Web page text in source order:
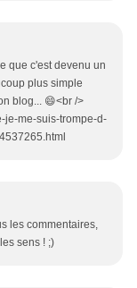
que c'est devenu un
plus simple
blog... 😄<br />
je-me-suis-trompe-d-
les commentaires,
sens ! ;)